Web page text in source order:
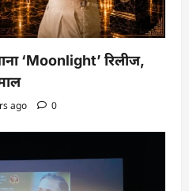
‘Moonlight’ रिलीज,
ago 0